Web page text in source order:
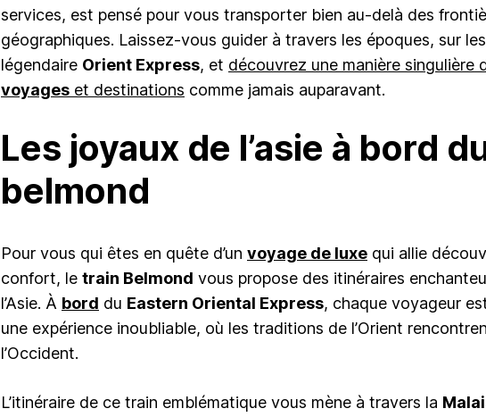
services, est pensé pour vous transporter bien au-delà des
géographiques. Laissez-vous guider à travers les époques, sur
légendaire Orient Express, et découvrez une manière singulière
voyages et destinations comme jamais auparavant.
Les joyaux de l’asie à bord
belmond
Pour vous qui êtes en quête d’un voyage de luxe qui allie
confort, le train Belmond vous propose des itinéraires
l’Asie. À bord du Eastern Oriental Express, chaque voyageur
une expérience inoubliable, où les traditions de l’Orient
l’Occident.
L’itinéraire de ce train emblématique vous mène à travers la